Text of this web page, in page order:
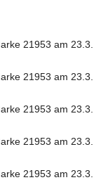
21953 am 23.3.
21953 am 23.3.
21953 am 23.3.
21953 am 23.3.
21953 am 23.3.